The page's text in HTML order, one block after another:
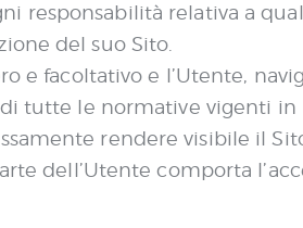
responsabilità relativa a
del suo Sito.
e facoltativo e l’Utente,
di tutte le normative vigenti
rendere visibile il
dell’Utente comporta